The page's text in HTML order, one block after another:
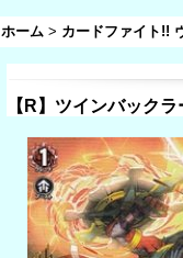
ホーム > カードファイト!!
【R】ツインバック